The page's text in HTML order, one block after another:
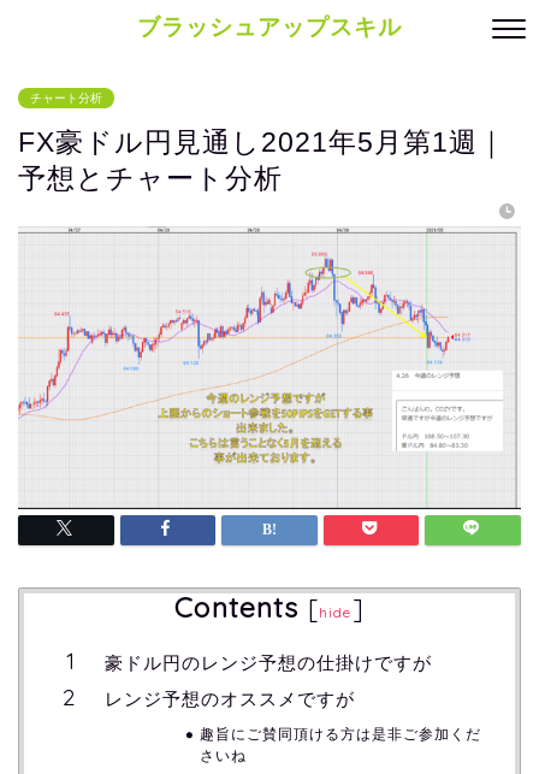
ブラッシュアップスキル
チャート分析
FX豪ドル円見通し2021年5月第1週｜
予想とチャート分析
Contents [hide ]
豪ドル円のレンジ予想の仕掛けですが
レンジ予想のオススメですが
趣旨にご賛同頂ける方は是非ご参加くだ
さいね